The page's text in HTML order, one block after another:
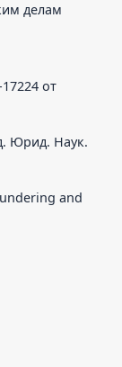
делам
от
Юрид. Наук.
and